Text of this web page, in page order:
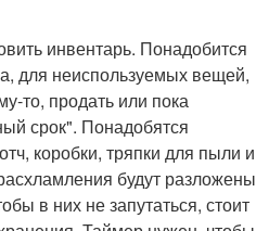
инвентарь. Понадобится
для неиспользуемых вещей,
то, продать или пока
срок". Понадобятся
коробки, тряпки для пыли и
будут разложены
в них не запутаться, стоит